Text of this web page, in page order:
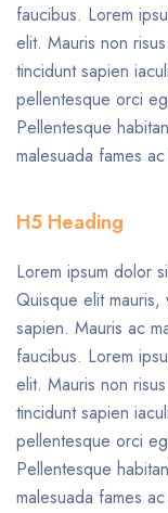
faucibus. Lorem
elit. Mauris non
tincidunt sapien
pellentesque orci
Pellentesque
malesuada fames
H5 Heading
Lorem ipsum dolor
Quisque elit
sapien. Mauris ac
faucibus. Lorem
elit. Mauris non
tincidunt sapien
pellentesque orci
Pellentesque
malesuada fames